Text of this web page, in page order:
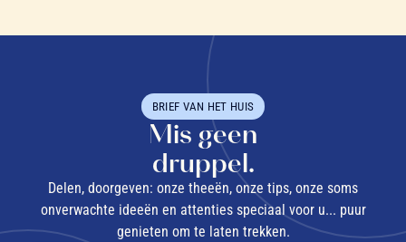
BRIEF VAN HET HUIS
Mis geen
druppel.
Delen, doorgeven: onze theeën, onze tips, onze soms
onverwachte ideeën en attenties speciaal voor u... puur
genieten om te laten trekken.